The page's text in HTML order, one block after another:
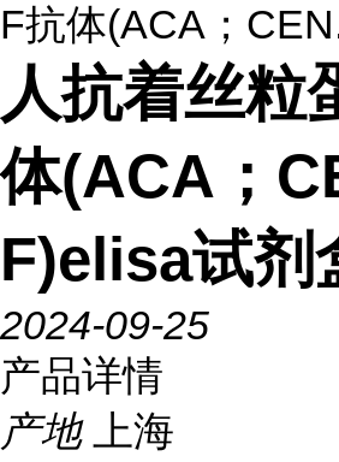
F抗体(ACA；
人抗着丝粒
体(ACA；
F)elisa试剂
2024-09-25
产品详情
产地
上海